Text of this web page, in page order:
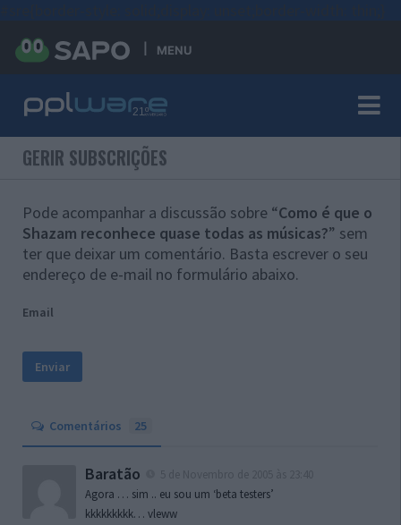
MENU
GERIR SUBSCRIÇÕES
Pode acompanhar a discussão sobre “Como é que o
Shazam reconhece quase todas as músicas?” sem
ter que deixar um comentário. Basta escrever o seu
endereço de e-mail no formulário abaixo.
Email
Comentários 25
Baratão
Agora … sim .. eu sou um ‘beta testers’
kkkkkkkkk… vleww